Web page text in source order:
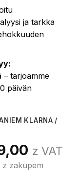
ja tarkka
– tarjoamme
päivän
KLARNA /
cena
z VAT
zakupem